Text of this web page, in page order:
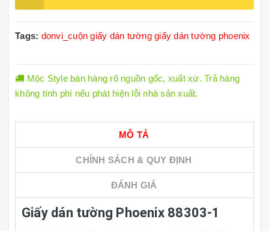
Tags: donvi_cuộn giấy dán tường giấy dán tường phoenix
Mộc Style bán hàng rõ nguồn gốc, xuất xứ. Trả hàng
không tính phí nếu phát hiện lỗi nhà sản xuất.
MÔ TẢ
CHÍNH SÁCH & QUY ĐỊNH
ĐÁNH GIÁ
Giấy dán tường Phoenix 88303-1